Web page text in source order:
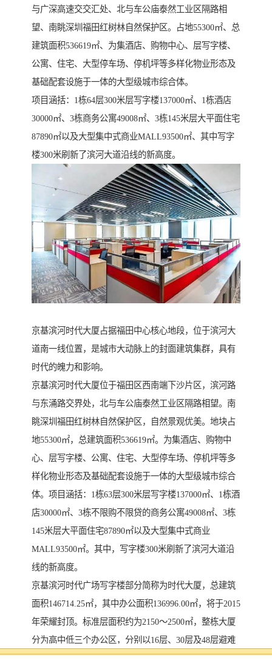
与广深高速交交汇处、北与车公庙泰然工业区隔路相
望、南眺深圳福田红树林自然保护区。占地55300㎡、总
建筑面积536619㎡、为集酒店、购物中心、层写字楼、
公寓、住宅、大型停车场、停机坪等多样化物业形态及
基础配套设施于一体的大型级城市综合体。
项目涵括：1栋64层300米层写字楼137000㎡、1栋酒店
30000㎡、3栋商务公寓49008㎡、3栋145米层大平面住宅
87890㎡以及大型集中式商业MALL93500㎡、其中写字
楼300米刷新了滨河大道沿线的新高度。
京基滨河时代大厦占据福田中心核心地段，位于滨河大
道南一线位置，是城市大动脉上的封面建筑集群，具有
时代的魄力和影响。
京基滨河时代大厦位于福田区西南端下沙片区，滨河路
与东涌路交界处，北与车公庙泰然工业区隔路相望。南
眺深圳福田红树林自然保护区，自然景观优美。地块占
地55300㎡，总建筑面积536619㎡。为集酒店、购物中
心、层写字楼、公寓、住宅、大型停车场、停机坪等多
样化物业形态及基础配套设施于一体的大型级城市综合
体。项目涵括：1栋63层300米层写字楼137000㎡、1栋酒
店30000㎡、3栋不限购不限贷的商务公寓49008㎡、3栋
145米层大平面住宅87890㎡以及大型集中式商业
MALL93500㎡。其中，写字楼300米刷新了滨河大道沿
线的新高度。
京基滨河时代广场写字楼部分简称为时代大厦，总建筑
面积146714.25㎡，其中办公面积136996.00㎡，将于2015
年荣耀封顶。标准层面积约为2150～2500㎡，整栋大厦
分为高中低三个办公区，分别以16层、30层及48层避难
层为分隔，中低区标准层划分6-8-10个产权单元不等，